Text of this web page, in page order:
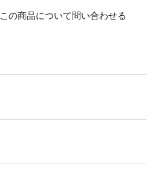
この商品について問い合わせる